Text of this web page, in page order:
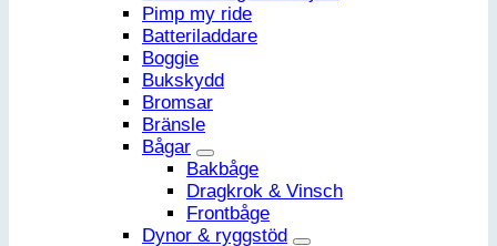
Pimp my ride
Batteriladdare
Boggie
Bukskydd
Bromsar
Bränsle
Bågar
Bakbåge
Dragkrok & Vinsch
Frontbåge
Dynor & ryggstöd